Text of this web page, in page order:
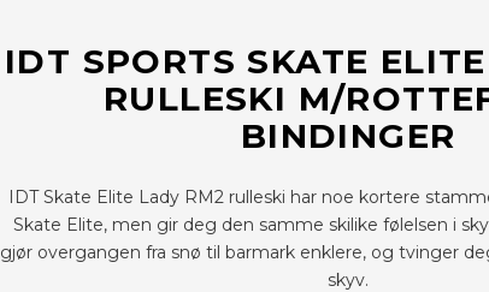
IDT SPORTS SKATE
RULLESKI M/
BINDINGER
IDT Skate Elite Lady RM2 rulleski har noe kortere
Skate Elite, men gir deg den samme skilike følelsen i
gjør overgangen fra snø til barmark enklere, og tvinger
skyv.